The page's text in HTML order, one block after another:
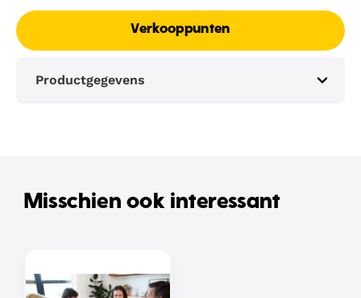
Verkooppunten
Productgegevens
Misschien ook interessant